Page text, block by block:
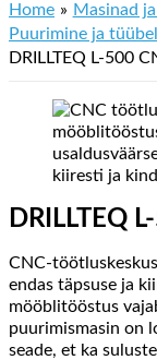
Home Masinad
Puurimine ja
DRILLTEQ L-500
DRILLTEQ
CNC-
endas täpsuse ja
mööblitööstus
puurimismasin on
seade, et ka